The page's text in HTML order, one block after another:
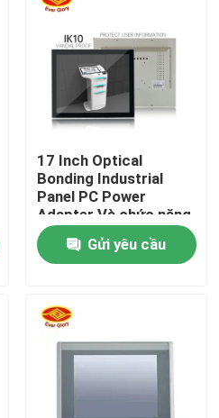
17 Inch Optical
Bonding Industrial
Panel PC Power
Adapter Và chức năng
điều khiển từ xa
Gửi yêu cầu